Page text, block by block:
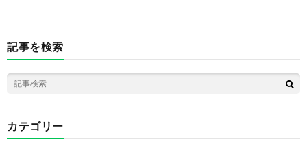
記事を検索
カテゴリー